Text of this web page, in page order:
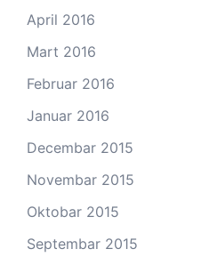
April 2016
Mart 2016
Februar 2016
Januar 2016
Decembar 2015
Novembar 2015
Oktobar 2015
Septembar 2015